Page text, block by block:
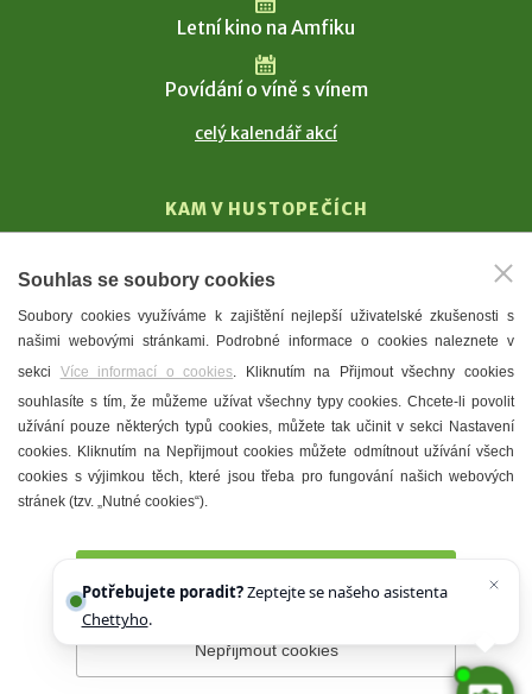
Letní kino na Amfiku
Povídání o víně s vínem
celý kalendář akcí
KAM V HUSTOPEČÍCH
T. G. Masaryk
Mandloně
Ubytování
Restaurace
Městské muzeum a galerie
Denní meníčka
Prohlášení o přístupnosti Správce webu
2026 © Město
Souhlas se soubory cookies
Soubory cookies využíváme k zajištění nejlepší uživatelské zkušenosti s
našimi webovými stránkami. Podrobné informace o cookies naleznete v
sekci Více informací o cookies. Kliknutím na Přijmout všechny cookies
souhlasíte s tím, že můžeme užívat všechny typy cookies. Chcete-li povolit
užívání pouze některých typů cookies, můžete tak učinit v sekci Nastavení
cookies. Kliknutím na Nepřijmout cookies můžete odmítnout užívání všech
cookies s výjimkou těch, které jsou třeba pro fungování našich webových
stránek (tzv. „Nutné cookies“).
Nepřijmout cookies
Potřebujete poradit?Zeptejte se našeho asistenta
Chettyho.